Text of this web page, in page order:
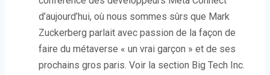
d’aujourd’hui, où nous sommes sûrs que Mark
Zuckerberg parlait avec passion de la façon de
faire du métaverse « un vrai garçon » et de ses
prochains gros paris. Voir la section Big Tech Inc.